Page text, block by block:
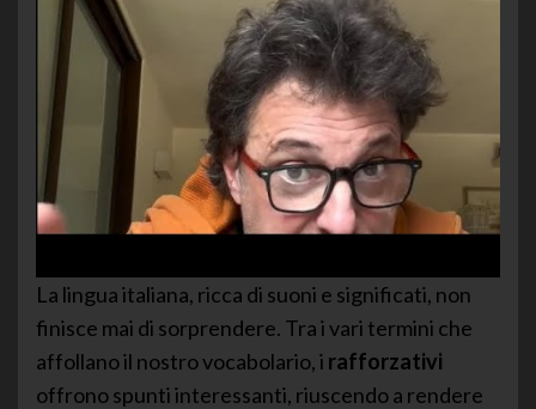
La lingua italiana, ricca di suoni e significati, non
finisce mai di sorprendere. Tra i vari termini che
affollano il nostro vocabolario, i rafforzativi
offrono spunti interessanti, riuscendo a rendere